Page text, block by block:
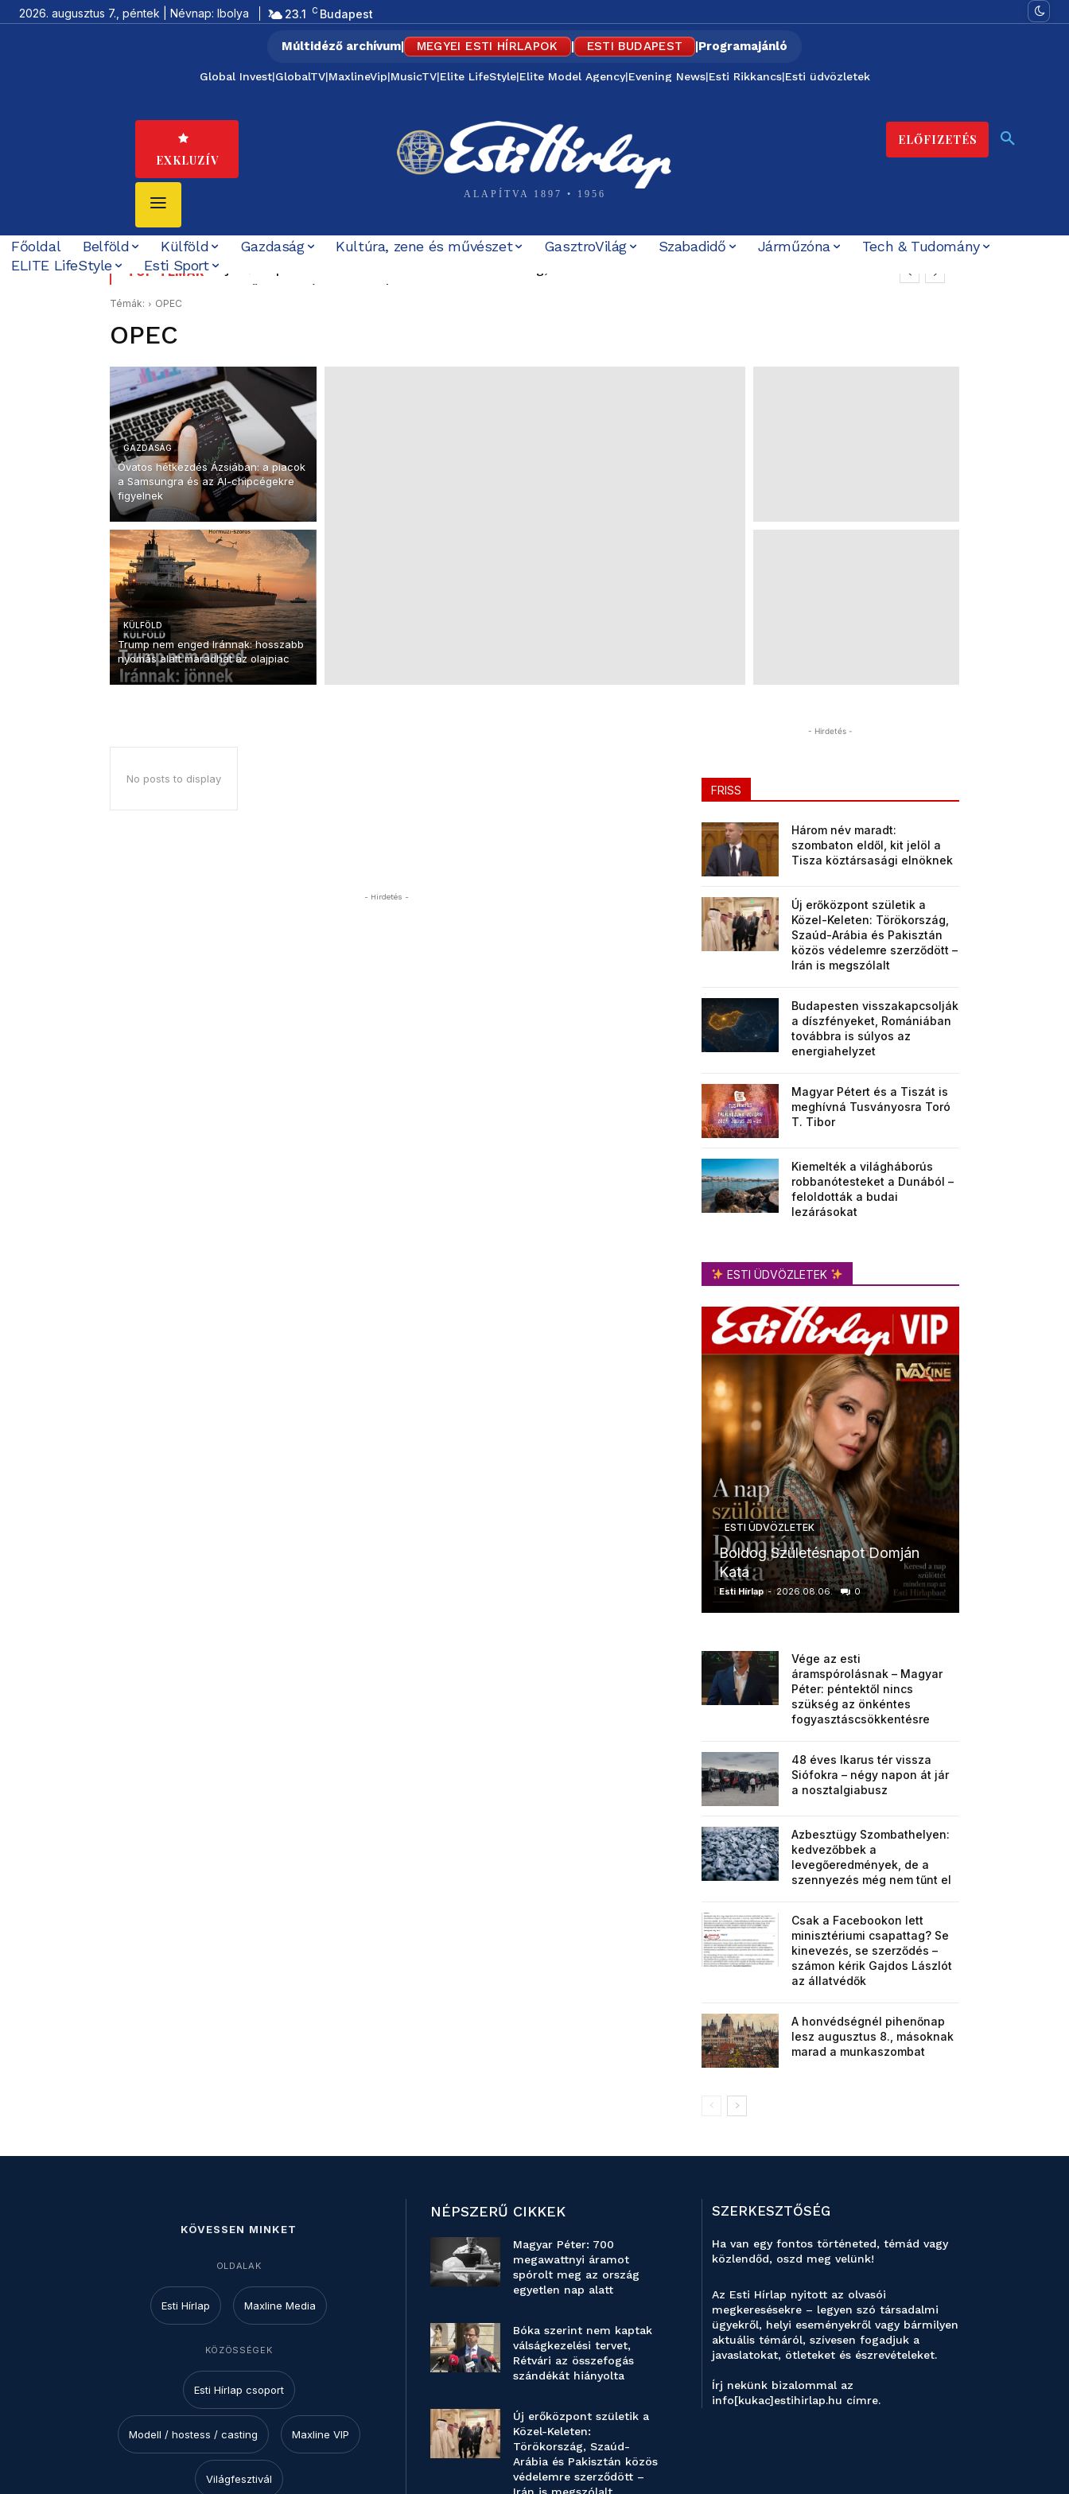
2026. augusztus 7., péntek | Névnap: Ibolya 23.1 C Budapest
Múltidéző archívum| MEGYEI ESTI HÍRLAPOK | ESTI BUDAPEST |Programajánló
Global Invest|GlobalTV|MaxlineVip|MusicTV|Elite LifeStyle|Elite Model Agency|Evening News|Esti Rikkancs|Esti üdvözletek
EXKLUZÍV
ALAPÍTVA 1897 • 1956
ELŐFIZETÉS
Főoldal Belföld Külföld Gazdaság Kultúra, zene és művészet GasztroVilág Szabadidő Járműzóna
Tech & Tudomány
ELITE LifeStyle
Esti Sport
TOP TÉMÁKÚj erőközpont születik a Közel-Keleten: Törökország, Szaúd-Arábia és Pakisztán közös védelemre
szerződött – Irán is megszólalt
Témák: OPEC
OPEC
GAZDASÁG
Óvatos hétkezdés Ázsiában: a piacok
a Samsungra és az AI-chipcégekre
figyelnek
KÜLFÖLD
Trump nem enged Iránnak: hosszabb
nyomás alatt maradhat az olajpiac
No posts to display
- Hirdetés -
- Hirdetés -
FRISS
Három név maradt:
szombaton eldől, kit jelöl a
Tisza köztársasági elnöknek
Új erőközpont születik a
Közel-Keleten: Törökország,
Szaúd-Arábia és Pakisztán
közös védelemre szerződött –
Irán is megszólalt
Budapesten visszakapcsolják
a díszfényeket, Romániában
továbbra is súlyos az
energiahelyzet
Magyar Pétert és a Tiszát is
meghívná Tusványosra Toró
T. Tibor
Kiemelték a világháborús
robbanótesteket a Dunából –
feloldották a budai
lezárásokat
ESTI ÜDVÖZLETEK
ESTI ÜDVÖZLETEK
Boldog Születésnapot Domján
Kata
Esti Hírlap - 2026.08.06. 0
Vége az esti
áramspórolásnak – Magyar
Péter: péntektől nincs
szükség az önkéntes
fogyasztáscsökkentésre
48 éves Ikarus tér vissza
Siófokra – négy napon át jár
a nosztalgiabusz
Azbesztügy Szombathelyen:
kedvezőbbek a
levegőeredmények, de a
szennyezés még nem tűnt el
Csak a Facebookon lett
minisztériumi csapattag? Se
kinevezés, se szerződés –
számon kérik Gajdos Lászlót
az állatvédők
A honvédségnél pihenőnap
lesz augusztus 8., másoknak
marad a munkaszombat
KÖVESSEN MINKET
OLDALAK
Esti Hírlap Maxline Media
KÖZÖSSÉGEK
Esti Hírlap csoport
Modell / hostess / casting Maxline VIP
Világfesztivál
NÉPSZERŰ CIKKEK
Magyar Péter: 700
megawattnyi áramot
spórolt meg az ország
egyetlen nap alatt
Bóka szerint nem kaptak
válságkezelési tervet,
Rétvári az összefogás
szándékát hiányolta
Új erőközpont születik a
Közel-Keleten:
Törökország, Szaúd-
Arábia és Pakisztán közös
védelemre szerződött –
SZERKESZTŐSÉG
Ha van egy fontos történeted, témád vagy
közlendőd, oszd meg velünk!
Az Esti Hírlap nyitott az olvasói
megkeresésekre – legyen szó társadalmi
ügyekről, helyi eseményekről vagy bármilyen
aktuális témáról, szívesen fogadjuk a
javaslatokat, ötleteket és észrevételeket.
Írj nekünk bizalommal az
info[kukac]estihirlap.hu címre.